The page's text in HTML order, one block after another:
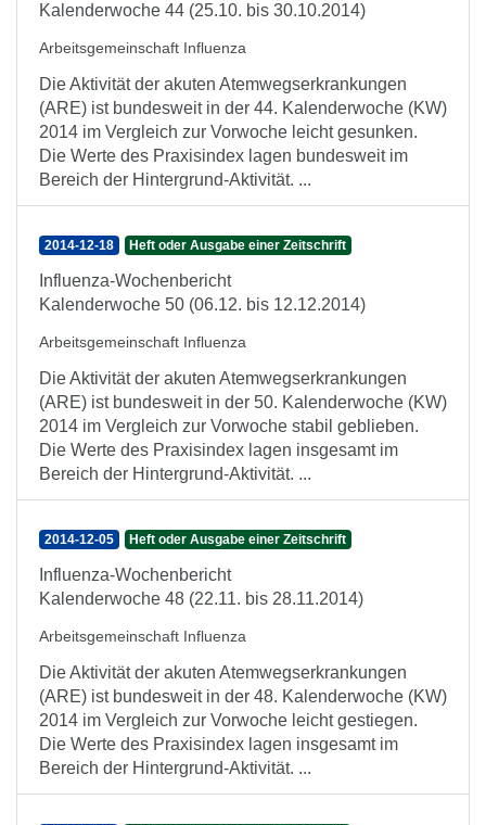
Kalenderwoche 44 (25.10. bis 30.10.2014)
Arbeitsgemeinschaft Influenza
Die Aktivität der akuten Atemwegserkrankungen
(ARE) ist bundesweit in der 44. Kalenderwoche (KW)
2014 im Vergleich zur Vorwoche leicht gesunken.
Die Werte des Praxisindex lagen bundesweit im
Bereich der Hintergrund-Aktivität. ...
2014-12-18 Heft oder Ausgabe einer Zeitschrift
Influenza-Wochenbericht
Kalenderwoche 50 (06.12. bis 12.12.2014)
Arbeitsgemeinschaft Influenza
Die Aktivität der akuten Atemwegserkrankungen
(ARE) ist bundesweit in der 50. Kalenderwoche (KW)
2014 im Vergleich zur Vorwoche stabil geblieben.
Die Werte des Praxisindex lagen insgesamt im
Bereich der Hintergrund-Aktivität. ...
2014-12-05 Heft oder Ausgabe einer Zeitschrift
Influenza-Wochenbericht
Kalenderwoche 48 (22.11. bis 28.11.2014)
Arbeitsgemeinschaft Influenza
Die Aktivität der akuten Atemwegserkrankungen
(ARE) ist bundesweit in der 48. Kalenderwoche (KW)
2014 im Vergleich zur Vorwoche leicht gestiegen.
Die Werte des Praxisindex lagen insgesamt im
Bereich der Hintergrund-Aktivität. ...